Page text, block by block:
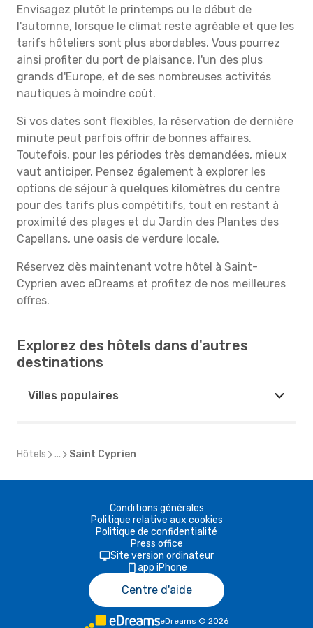
Envisagez plutôt le printemps ou le début de
l'automne, lorsque le climat reste agréable et que les
tarifs hôteliers sont plus abordables. Vous pourrez
ainsi profiter du port de plaisance, l'un des plus
grands d'Europe, et de ses nombreuses activités
nautiques à moindre coût.
Si vos dates sont flexibles, la réservation de dernière
minute peut parfois offrir de bonnes affaires.
Toutefois, pour les périodes très demandées, mieux
vaut anticiper. Pensez également à explorer les
options de séjour à quelques kilomètres du centre
pour des tarifs plus compétitifs, tout en restant à
proximité des plages et du Jardin des Plantes des
Capellans, une oasis de verdure locale.
Réservez dès maintenant votre hôtel à Saint-
Cyprien avec eDreams et profitez de nos meilleures
offres.
Explorez des hôtels dans d'autres
destinations
Villes populaires
Hôtels ... Saint Cyprien
Conditions générales
Politique relative aux cookies
Politique de confidentialité
Press office
Site version ordinateur
app iPhone
Centre d'aide
eDreams © 2026